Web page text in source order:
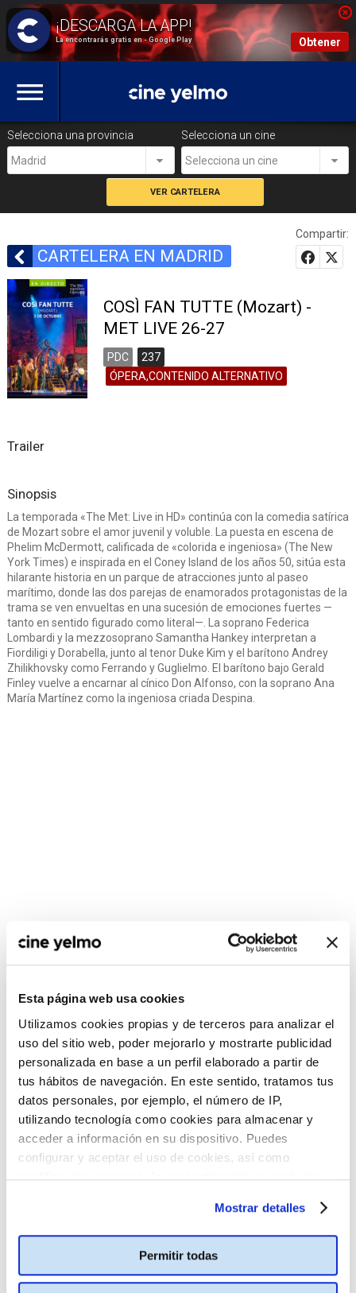
La encontrarás gratis en - Google Play Obtener
Esta página web usa cookies
Utilizamos cookies propias y de terceros para analizar el
uso del sitio web, poder mejorarlo y mostrarte publicidad
personalizada en base a un perfil elaborado a partir de
tus hábitos de navegación. En este sentido, tratamos tus
datos personales, por ejemplo, el número de IP,
utilizando tecnología como cookies para almacenar y
acceder a información en su dispositivo. Puedes
configurar y aceptar el uso de cookies, así como
modificar tus opciones de consentimiento en cualquier
Mostrar detalles
Permitir todas
Selecciona una provincia
Madrid
Selecciona un cine
Selecciona un cine
CARTELERA EN MADRID
Compartir:
COSÌ FAN TUTTE (Mozart) -
MET LIVE 26-27
PDC
237
ÓPERA,CONTENIDO ALTERNATIVO
Trailer
Sinopsis
La temporada «The Met: Live in HD» continúa con la comedia satírica
de Mozart sobre el amor juvenil y voluble. La puesta en escena de
Phelim McDermott, calificada de «colorida e ingeniosa» (The New
York Times) e inspirada en el Coney Island de los años 50, sitúa esta
hilarante historia en un parque de atracciones junto al paseo
marítimo, donde las dos parejas de enamorados protagonistas de la
trama se ven envueltas en una sucesión de emociones fuertes —
tanto en sentido figurado como literal—. La soprano Federica
Lombardi y la mezzosoprano Samantha Hankey interpretan a
Fiordiligi y Dorabella, junto al tenor Duke Kim y el barítono Andrey
Zhilikhovsky como Ferrando y Guglielmo. El barítono bajo Gerald
Finley vuelve a encarnar al cínico Don Alfonso, con la soprano Ana
María Martínez como la ingeniosa criada Despina.
Madrid
Ideal
La Vaguada
Plaza Norte 2
Planetocio
TresAguas
CA ITALIANO SUBTITULADO EN ESPAÑOL (VOSE)